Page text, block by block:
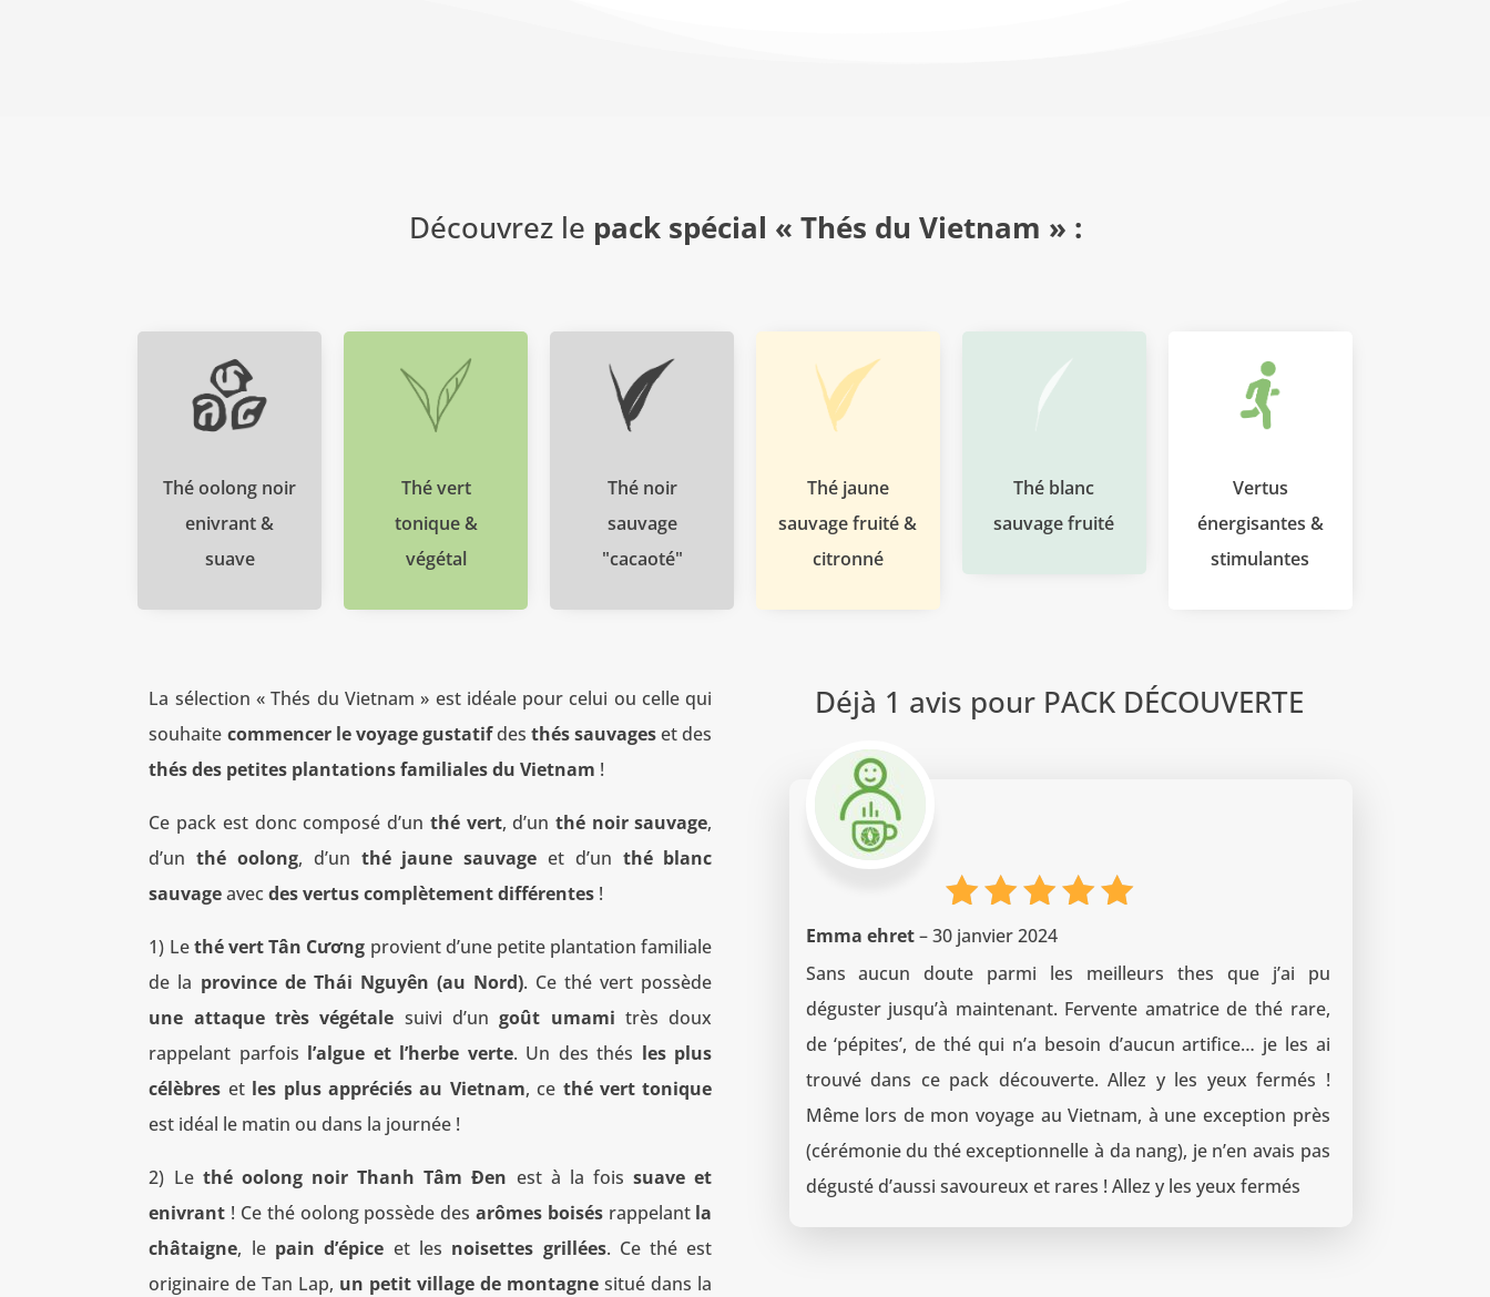
Découvrez le pack spécial « Thés du Vietnam » :
Thé oolong noir
enivrant &
suave
Thé vert
tonique &
végétal
Thé noir
sauvage
"cacaoté"
Thé jaune
sauvage fruité &
citronné
Thé blanc
sauvage fruité
Vertus
énergisantes &
stimulantes
La sélection « Thés du Vietnam » est idéale pour celui ou celle qui
souhaite commencer le voyage gustatifdesthés sauvageset des
thés des petites plantations familiales du Vietnam !
Ce pack est donc composé d’un thé vert, d’un thé noir sauvage,
d’unthé oolong, d’un thé jaune sauvage et d’un thé blanc
sauvageavecdes vertus complètement différentes !
1) Lethé vert Tân Cương provient d’une petite plantation familiale
de la province de Thái Nguyên (au Nord). Ce thé vert possède
une attaque très végétale suivi d’ungoût umami très doux
rappelant parfois l’algue et l’herbe verte. Un des thés les plus
célèbres et les plus appréciés au Vietnam, ce thé vert tonique
est idéal le matin ou dans la journée !
2) Le thé oolong noir Thanh Tâm Đen est à la foissuave et
enivrant ! Ce thé oolong possède des arômes boisésrappelant la
châtaigne, lepain d’épice et les noisettes grillées. Ce thé est
originaire de Tan Lap, un petit village de montagne situé dans la
Déjà 1 avis pour PACK DÉCOUVERTE
Note5
sur 5
Emma ehret– 30 janvier 2024
Sans aucun doute parmi les meilleurs thes que j’ai pu
déguster jusqu’à maintenant. Fervente amatrice de thé rare,
de ‘pépites’, de thé qui n’a besoin d’aucun artifice… je les ai
trouvé dans ce pack découverte. Allez y les yeux fermés !
Même lors de mon voyage au Vietnam, à une exception près
(cérémonie du thé exceptionnelle à da nang), je n’en avais pas
dégusté d’aussi savoureux et rares ! Allez y les yeux fermés